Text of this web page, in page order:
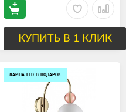
КУПИТЬ В 1 КЛИК
ЛАМПА LED В ПОДАРОК